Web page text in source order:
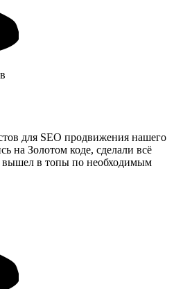
для SEO продвижения нашего
на Золотом коде, сделали всё
вышел в топы по необходимым